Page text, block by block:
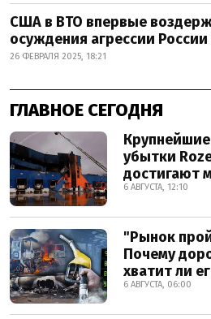
США в ВТО впервые
осуждения агрессии
26 ФЕВРАЛЯ 2025, 18:21
ГЛАВНОЕ СЕГОДНЯ
убытки
достигают
6 АВГУСТА, 12:10
"Рынок
Почему
хватит ли
6 АВГУСТА, 06:00